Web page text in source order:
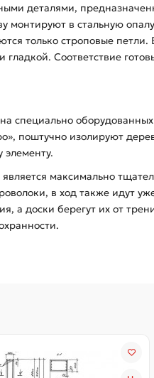
деталями,
монтируют в стальную
только строповые
гладкой. Соответствие
специально
поштучно изолируют
максимально
в ход также идут
а доски берегут их от